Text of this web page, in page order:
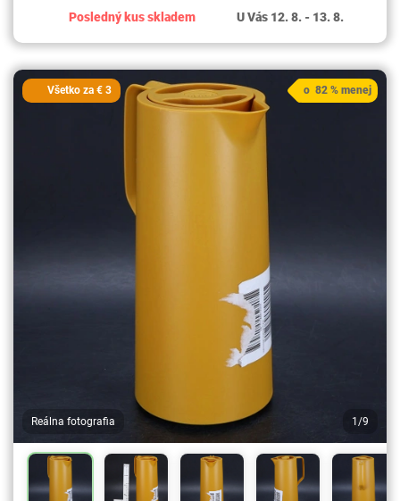
Posledný kus skladem
U Vás 12. 8. - 13. 8.
Všetko za € 3
Reálna fotografia 1/9
o 82 % menej